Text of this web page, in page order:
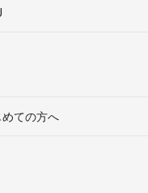
めての方へ